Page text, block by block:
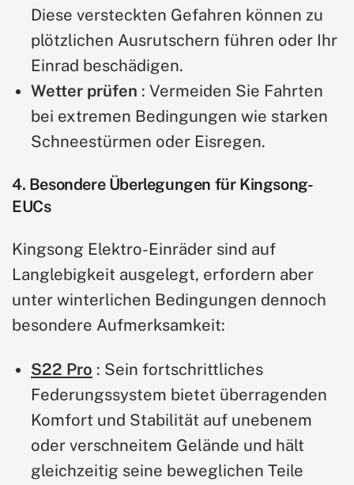
Diese versteckten Gefahren können zu
plötzlichen Ausrutschern führen oder Ihr
Einrad beschädigen.
Wetter prüfen : Vermeiden Sie Fahrten
bei extremen Bedingungen wie starken
Schneestürmen oder Eisregen.
4. Besondere Überlegungen für Kingsong-
EUCs
Kingsong Elektro-Einräder sind auf
Langlebigkeit ausgelegt, erfordern aber
unter winterlichen Bedingungen dennoch
besondere Aufmerksamkeit:
S22 Pro : Sein fortschrittliches
Federungssystem bietet überragenden
Komfort und Stabilität auf unebenem
oder verschneitem Gelände und hält
gleichzeitig seine beweglichen Teile